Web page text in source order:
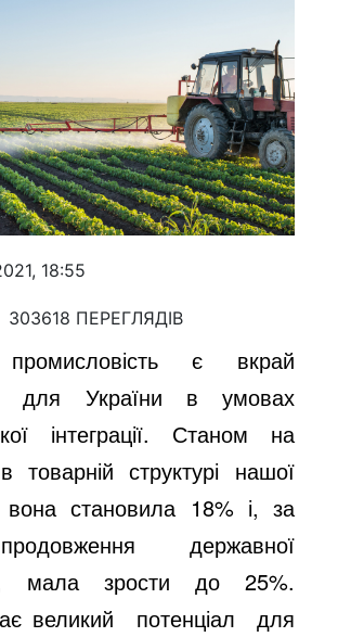
18:55
303618 ПЕРЕГЛЯДІВ
є вкрай
для України в умовах
інтеграції. Станом на
товарній структурі нашої
вона становила 18% і, за
державної
мала зрости до 25%.
великий потенціал для